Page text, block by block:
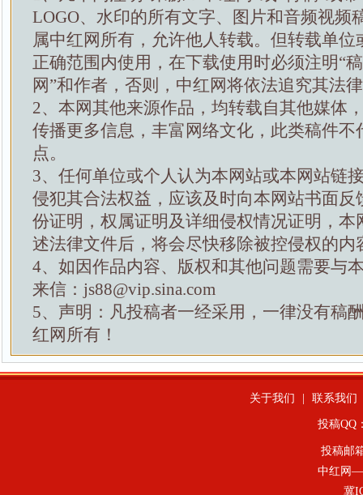
LOGO、水印的所有文字、图片和音频视频
属中红网所有，允许他人转载。但转载单位
正确范围内使用，在下载使用时必须注明“
网”和作者，否则，中红网将依法追究其法
2、本网其他来源作品，均转载自其他媒体
传播更多信息，丰富网络文化，此类稿件不
点。
3、任何单位或个人认为本网站或本网站链
侵犯其合法权益，应该及时向本网站书面反
份证明，权属证明及详细侵权情况证明，本
述法律文件后，将会尽快移除被控侵权的内
4、如因作品内容、版权和其他问题需要与
来信：js88@vip.sina.com
5、声明：凡投稿者一经采用，一律没有稿
红网所有！
关于我们 联系我们
投稿QQ
投稿邮
中红网—
冀